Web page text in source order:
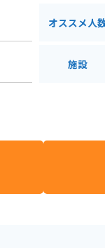
オススメ人
施設